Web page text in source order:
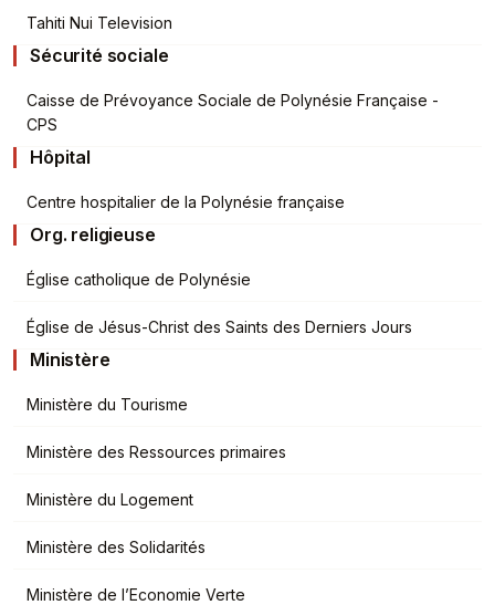
Tahiti Nui Television
Sécurité sociale
Caisse de Prévoyance Sociale de Polynésie Française -
CPS
Hôpital
Centre hospitalier de la Polynésie française
Org. religieuse
Église catholique de Polynésie
Église de Jésus-Christ des Saints des Derniers Jours
Ministère
Ministère du Tourisme
Ministère des Ressources primaires
Ministère du Logement
Ministère des Solidarités
Ministère de l’Economie Verte